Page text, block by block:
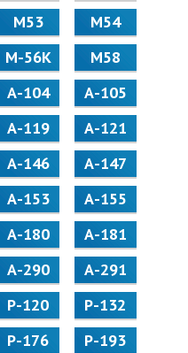
М53
М54
M-56K
М58
А-104
А-105
А-119
А-121
А-146
А-147
А-153
А-155
А-180
А-181
А-290
А-291
Р-120
Р-132
Р-176
Р-193